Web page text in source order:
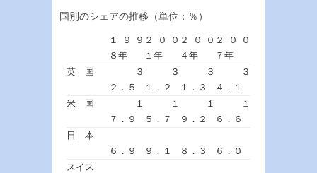
国別のシェアの推移（単位：％）
１９９
８年
２００
１年
２００
４年
２００
７年
英 国
３
２．５
３
１．２
３
１．３
３
４．１
米 国
１
７．９
１
５．７
１
９．２
１
６．６
日 本
６．９
９．１ ８．３
６．０
スイス